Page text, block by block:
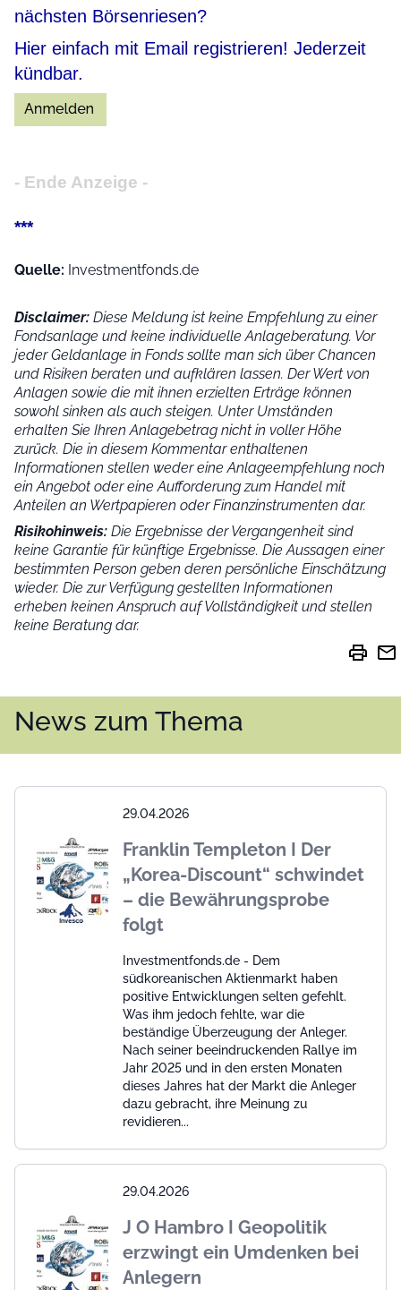
nächsten Börsenriesen?
Hier einfach mit Email registrieren! Jederzeit
kündbar.
- Ende Anzeige -
***
Quelle: Investmentfonds.de
Disclaimer: Diese Meldung ist keine Empfehlung zu einer
Fondsanlage und keine individuelle Anlageberatung. Vor
jeder Geldanlage in Fonds sollte man sich über Chancen
und Risiken beraten und aufklären lassen. Der Wert von
Anlagen sowie die mit ihnen erzielten Erträge können
sowohl sinken als auch steigen. Unter Umständen
erhalten Sie Ihren Anlagebetrag nicht in voller Höhe
zurück. Die in diesem Kommentar enthaltenen
Informationen stellen weder eine Anlageempfehlung noch
ein Angebot oder eine Aufforderung zum Handel mit
Anteilen an Wertpapieren oder Finanzinstrumenten dar.
Risikohinweis: Die Ergebnisse der Vergangenheit sind
keine Garantie für künftige Ergebnisse. Die Aussagen einer
bestimmten Person geben deren persönliche Einschätzung
wieder. Die zur Verfügung gestellten Informationen
erheben keinen Anspruch auf Vollständigkeit und stellen
keine Beratung dar.
print mail
News zum Thema
29.04.2026
Franklin Templeton I Der
„Korea-Discount“ schwindet
– die Bewährungsprobe
folgt
Investmentfonds.de - Dem
südkoreanischen Aktienmarkt haben
positive Entwicklungen selten gefehlt.
Was ihm jedoch fehlte, war die
beständige Überzeugung der Anleger.
Nach seiner beeindruckenden Rallye im
Jahr 2025 und in den ersten Monaten
dieses Jahres hat der Markt die Anleger
dazu gebracht, ihre Meinung zu
revidieren...
29.04.2026
J O Hambro I Geopolitik
erzwingt ein Umdenken bei
Anlegern